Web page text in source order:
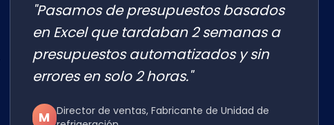
"Pasamos de presupuestos basados
en Excel que tardaban 2 semanas a
presupuestos automatizados y sin
errores en solo 2 horas."
M Director de ventas, Fabricante de Unidad de